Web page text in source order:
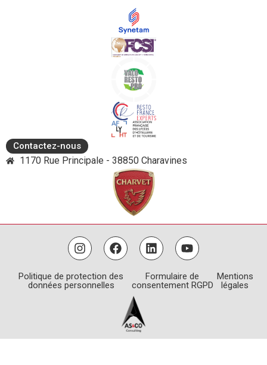
Contactez-nous
1170 Rue Principale - 38850 Charavines
Politique de protection des
données personnelles
Formulaire de
consentement RGPD
Mentions
légales